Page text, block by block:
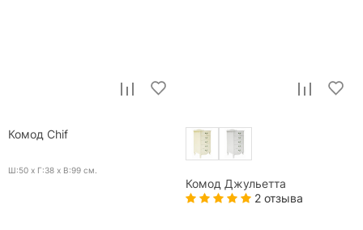
Комод Chif
Ш:50 x Г:38 x В:99 см.
Комод Джульетта
2 отзыва